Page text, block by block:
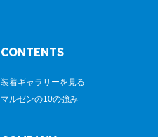
CONTENTS
装着ギャラリーを見る
マルゼンの10の強み